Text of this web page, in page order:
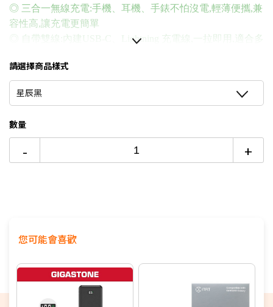
12期
24期
$123 18家銀行/業者
18家銀行/業者
行動電源怎麼挑→點我看達人教你買
◎ 三合一無線充電:手機、耳機、手錶不怕沒電,輕薄便攜,兼
容性高,讓充電更簡單
◎ 自帶雙線:內建USB-C、Lightning 充電線,一拉即用,適合多
◎ 最高支援無線15W快充(需有Qi無線充電功能)
◎ 具備電量指示燈，強力磁吸，無線充電不怕掉，支援快
充協議
機,免持觀看更自在
◎ 支援Apple MagSafe 自動對位吸附充電(需搭配裸機或支援
Magsafe手機殼使用)
請選擇商品樣式
星辰黑
數量
- +
您可能會喜歡